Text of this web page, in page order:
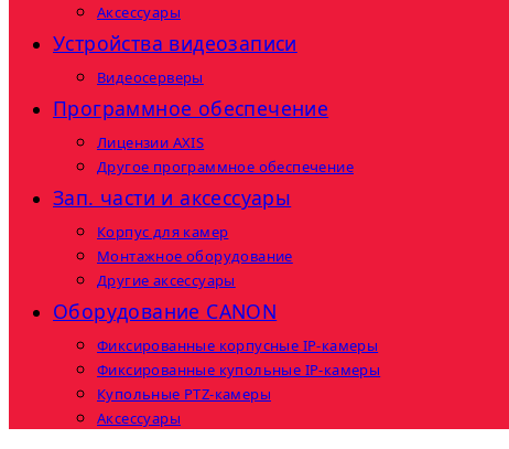
Аксессуары
Устройства видеозаписи
Видеосерверы
Программное обеспечение
Лицензии AXIS
Другое программное обеспечение
Зап. части и аксессуары
Корпус для камер
Монтажное оборудование
Другие аксессуары
Оборудование CANON
Фиксированные корпусные IP-камеры
Фиксированные купольные IP-камеры
Купольные PTZ-камеры
Аксессуары